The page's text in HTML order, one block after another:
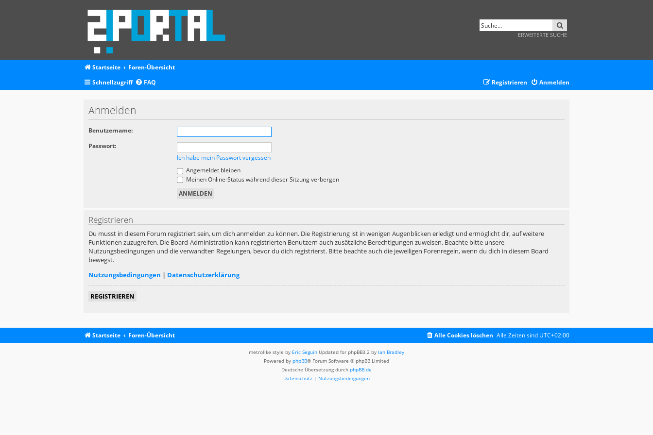
ERWEITERTE SUCHE
Startseite
Foren-Übersicht
Schnellzugriff
FAQ Anmelden
Registrieren
Anmelden
Benutzername:
Passwort:
Ich habe mein Passwort vergessen
Angemeldet bleiben
Meinen Online-Status während dieser Sitzung verbergen
Registrieren
Du musst in diesem Forum registriert sein, um dich anmelden zu können. Die Registrierung ist in wenigen Augenblicken erledigt und ermöglicht dir, auf weitere
Funktionen zuzugreifen. Die Board-Administration kann registrierten Benutzern auch zusätzliche Berechtigungen zuweisen. Beachte bitte unsere
Nutzungsbedingungen und die verwandten Regelungen, bevor du dich registrierst. Bitte beachte auch die jeweiligen Forenregeln, wenn du dich in diesem Board
bewegst.
Nutzungsbedingungen | Datenschutzerklärung
REGISTRIEREN
Startseite Foren-Übersicht Alle Zeiten sind UTC+02:00
Alle Cookies löschen
metrolike style by Eric Seguin Updated for phpBB3.2 by Ian Bradley
Powered by phpBB® Forum Software © phpBB Limited
Deutsche Übersetzung durch phpBB.de
Datenschutz | Nutzungsbedingungen